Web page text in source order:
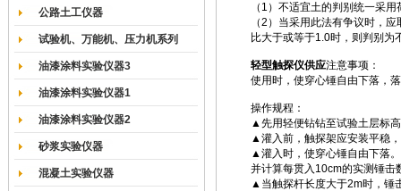
公路土工仪器
试验机、万能机、压力机系列
油漆涂料实验仪器3
油漆涂料实验仪器1
油漆涂料实验仪器2
砂浆实验仪器
混凝土实验仪器
（1）不适宜土的判别统一采
（2）当采用此法有争议时，
比大于或等于1.0时，则判别为
轻型触探仪供应注意事项：
使用时，使穿心锤自由下落，
操作规程：
▲先用轻便钻钻至试验土层标
▲灌入前，触探架应安装平稳
▲灌入时，使穿心锤自由下落
并计算每贯入10cm的实测锤击
▲当触探杆长度大于2m时，锤